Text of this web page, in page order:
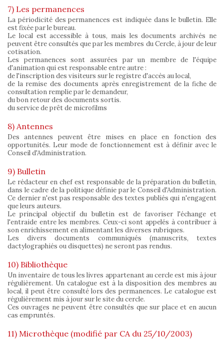
7) Les permanences
La périodicité des permanences est indiquée dans le bulletin. Elle
est fixée par le bureau.
Le local est accessible à tous, mais les documents archivés ne
peuvent être consultés que par les membres du Cercle, à jour de leur
cotisation.
Les permanences sont assurées par un membre de l'équipe
d'animation qui est responsable entre autre :
de l'inscription des visiteurs sur le registre d'accès au local,
de la remise des documents après enregistrement de la fiche de
consultation remplie par le demandeur,
du bon retour des documents sortis.
du service de prêt de microfilms
8) Antennes
Des antennes peuvent être mises en place en fonction des
opportunités. Leur mode de fonctionnement est à définir avec le
Conseil d'Administration.
9) Bulletin
Le rédacteur en chef est responsable de la préparation du bulletin,
dans le cadre de la politique définie par le Conseil d'Administration.
Ce dernier n'est pas responsable des textes publiés qui n'engagent
que leurs auteurs.
Le principal objectif du bulletin est de favoriser l'échange et
l'entraide entre les membres. Ceux-ci sont appelés à contribuer à
son enrichissement en alimentant les diverses rubriques.
Les divers documents communiqués (manuscrits, textes
dactylographiés ou disquettes) ne seront pas rendus.
10) Bibliothèque
Un inventaire de tous les livres appartenant au cercle est mis à jour
régulièrement. Un catalogue est à la disposition des membres au
local, il peut être consulté lors des permanences. Le catalogue est
régulièrement mis à jour sur le site du cercle.
Ces ouvrages ne peuvent être consultés que sur place et en aucun
cas empruntés.
11) Microthèque (modifié par CA du 25/10/2003)